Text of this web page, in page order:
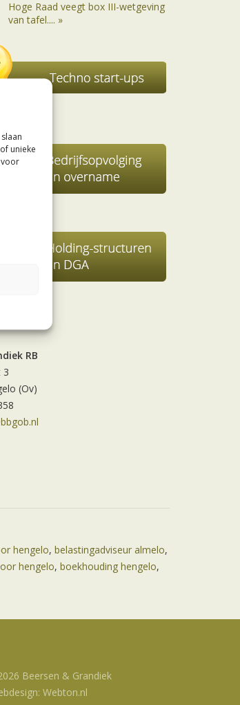
unieke
voor
Hoge Raad veegt box III-wetgeving
van tafel.... »
RB
3
(Ov)
hengelo, belastingadviseur almelo,
hengelo, boekhouding hengelo,
Beersen & Grandiek
Webton.nl